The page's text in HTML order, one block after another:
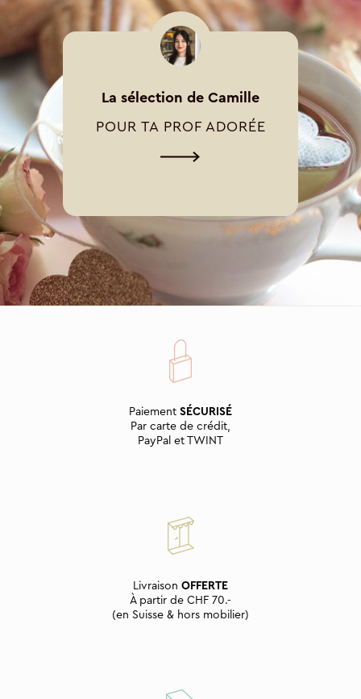
La sélection de Camille
POUR TA PROF ADORÉE
Paiement SÉCURISÉ
Par carte de crédit,
PayPal et TWINT
Livraison OFFERTE
À partir de CHF 70.-
(en Suisse & hors mobilier)